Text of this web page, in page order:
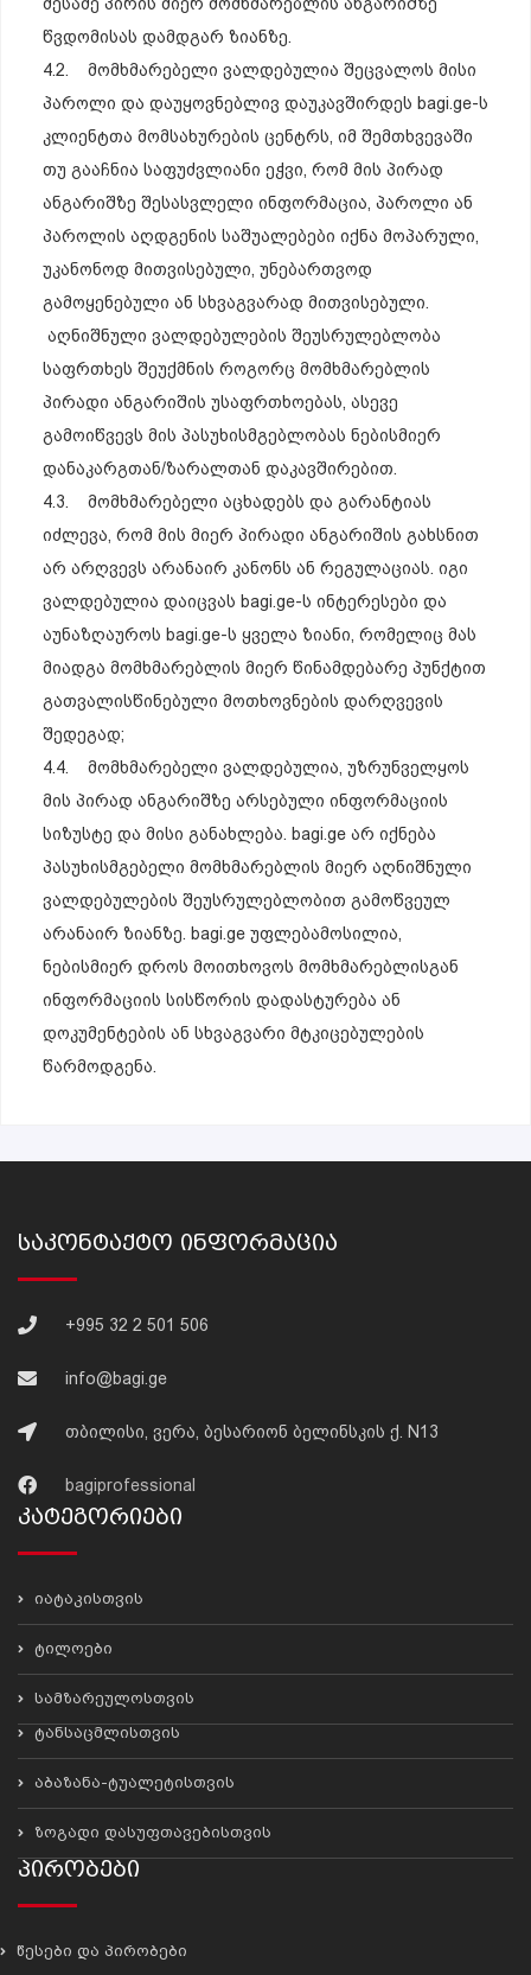
წვდომისას დამდგარ ზიანზე.
4.2. მომხმარებელი ვალდებულია შეცვალოს მისი
პაროლი და დაუყოვნებლივ დაუკავშირდეს bagi.ge-ს
კლიენტთა მომსახურების ცენტრს, იმ შემთხვევაში
თუ გააჩნია საფუძვლიანი ეჭვი, რომ მის პირად
ანგარიშზე შესასვლელი ინფორმაცია, პაროლი ან
პაროლის აღდგენის საშუალებები იქნა მოპარული,
უკანონოდ მითვისებული, უნებართვოდ
გამოყენებული ან სხვაგვარად მითვისებული.
აღნიშნული ვალდებულების შეუსრულებლობა
საფრთხეს შეუქმნის როგორც მომხმარებლის
პირადი ანგარიშის უსაფრთხოებას, ასევე
გამოიწვევს მის პასუხისმგებლობას ნებისმიერ
დანაკარგთან/ზარალთან დაკავშირებით.
4.3. მომხმარებელი აცხადებს და გარანტიას
იძლევა, რომ მის მიერ პირადი ანგარიშის გახსნით
არ არღვევს არანაირ კანონს ან რეგულაციას. იგი
ვალდებულია დაიცვას bagi.ge-ს ინტერესები და
აუნაზღაუროს bagi.ge-ს ყველა ზიანი, რომელიც მას
მიადგა მომხმარებლის მიერ წინამდებარე პუნქტით
გათვალისწინებული მოთხოვნების დარღვევის
შედეგად;
4.4. მომხმარებელი ვალდებულია, უზრუნველყოს
მის პირად ანგარიშზე არსებული ინფორმაციის
სიზუსტე და მისი განახლება. bagi.ge არ იქნება
პასუხისმგებელი მომხმარებლის მიერ აღნიშნული
ვალდებულების შეუსრულებლობით გამოწვეულ
არანაირ ზიანზე. bagi.ge უფლებამოსილია,
ნებისმიერ დროს მოითხოვოს მომხმარებლისგან
ინფორმაციის სისწორის დადასტურება ან
დოკუმენტების ან სხვაგვარი მტკიცებულების
წარმოდგენა.
Საკონტაქტო Ინფორმაცია
+995 32 2 501 506
info@bagi.ge
თბილისი, ვერა, ბესარიონ ბელინსკის ქ. N13
bagiprofessional
Კატეგორიები
იატაკისთვის
ტილოები
სამზარეულოსთვის
ტანსაცმლისთვის
აბაზანა-ტუალეტისთვის
ზოგადი დასუფთავებისთვის
Პირობები
წესები და პირობები